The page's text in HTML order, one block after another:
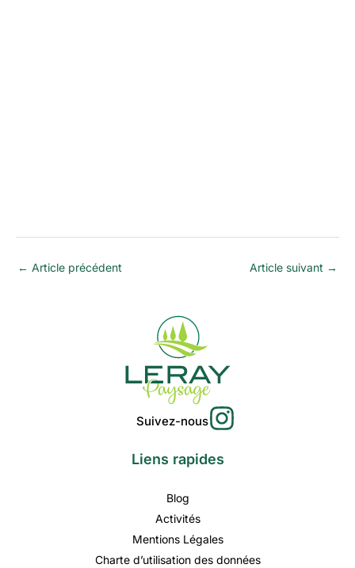
← Article précédent Article suivant →
Suivez-nous
Liens rapides
Blog
Activités
Mentions Légales
Charte d’utilisation des données